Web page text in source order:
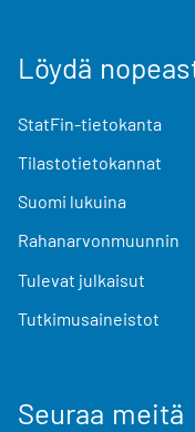
Löydä
StatFin-tietokanta
Tilastotietokannat
Suomi lukuina
Rahanarvonmuunnin
Tulevat julkaisut
Tutkimusaineistot
Seuraa meitä